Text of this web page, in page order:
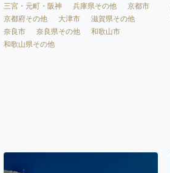
三宮・元町・阪神
兵庫県その他
京都市
京都府その他
大津市
滋賀県その他
奈良市
奈良県その他
和歌山市
和歌山県その他